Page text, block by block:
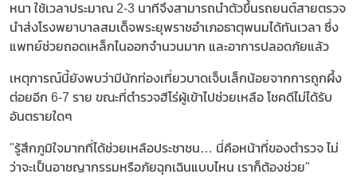
หนา ใช้เวลาประมาณ 2-3 นาทีจึงสามารถนำตัวขึ้นรถยนต์สายตรวจ
นำส่งโรงพยาบาลสมเด็จพระยุพราชอำเภอธาตุพนมได้ทันเวลา ซึ่ง
แพทย์ช่วยถอดเหล็กไนออกจำนวนมาก และอาการปลอดภัยแล้ว
เหตุการณ์นี้ยังพบว่ามีนักท่องเที่ยวบาดเจ็บเล็กน้อยจากการถูกผึ้ง
ต่อยอีก 6-7 ราย ขณะที่ตำรวจฮีโร่ผู้เข้าไปช่วยเหลือ โชคดีไม่ได้รับ
อันตรายใดๆ
"รู้สึกภูมิใจมากที่ได้ช่วยเหลือประชาชน… นี่คือหน้าที่ของตำรวจ ไม่
ว่าจะเป็นอาชญากรรมหรือภัยฉุกเฉินแบบไหน เราก็ต้องช่วย"